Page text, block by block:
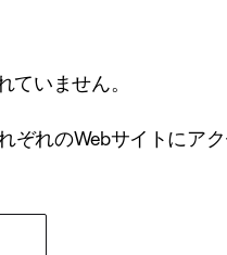
いません。
れのWebサイトにア